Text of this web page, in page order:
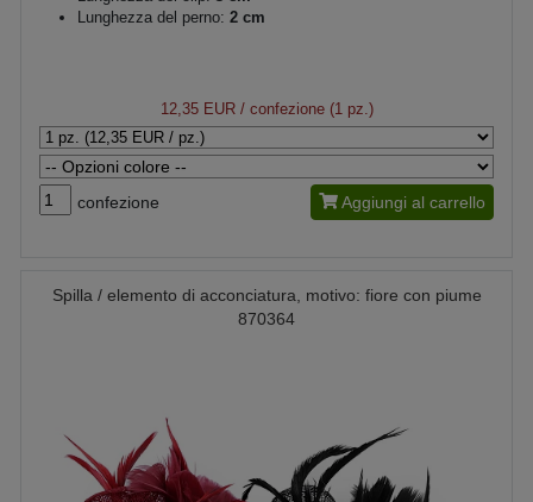
Lunghezza del perno: 2 cm
12,35 EUR/ confezione (1 pz.)
confezione Aggiungi al carrello
Spilla / elemento di acconciatura, motivo: fiore con piume
870364